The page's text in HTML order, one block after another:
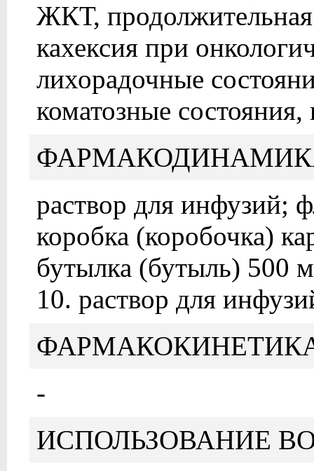
ЖКТ, продолжительная
кахексия при
лихорадочные
коматозные
раствор для инфузий;
коробка (коробочка)
бутылка (бутыль) 500
10. раствор для
-
ИСПОЛЬЗОВАНИЕ